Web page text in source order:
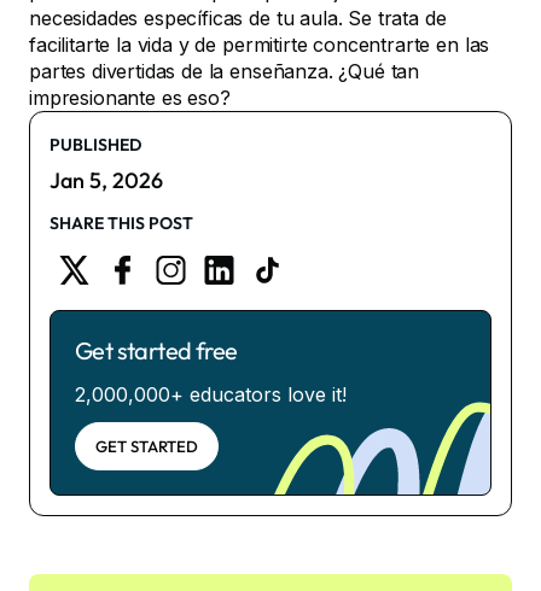
necesidades específicas de tu aula. Se trata de
facilitarte la vida y de permitirte concentrarte en las
partes divertidas de la enseñanza. ¿Qué tan
impresionante es eso?
PUBLISHED
Jan 5, 2026
SHARE THIS POST
Get started free
2,000,000+ educators love it!
GET STARTED